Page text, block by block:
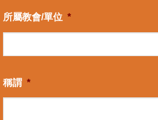
所屬教會/單位 *
稱謂 *